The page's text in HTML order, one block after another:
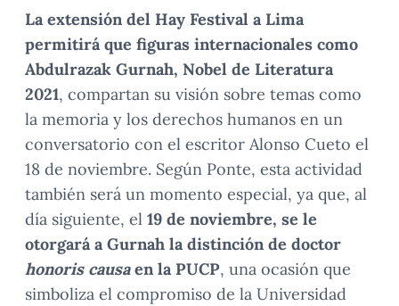
La extensión del Hay Festival a Lima
permitirá que figuras internacionales como
Abdulrazak Gurnah, Nobel de Literatura
2021, compartan su visión sobre temas como
la memoria y los derechos humanos en un
conversatorio con el escritor Alonso Cueto el
18 de noviembre. Según Ponte, esta actividad
también será un momento especial, ya que, al
día siguiente, el 19 de noviembre, se le
otorgará a Gurnah la distinción de doctor
honoris causaen la PUCP, una ocasión que
simboliza el compromiso de la Universidad